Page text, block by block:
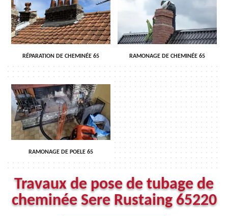
RÉPARATION DE CHEMINÉE 65 RAMONAGE DE CHEMINÉE 65
RAMONAGE DE POELE 65
Travaux de pose de tubage de
cheminée Sere Rustaing 65220